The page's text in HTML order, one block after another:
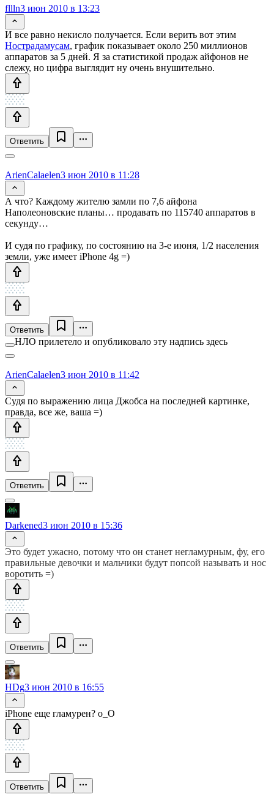
fllln3 июн 2010 в 13:23
И все равно некисло получается. Если верить вот этим
Нострадамусам, график показывает около 250 миллионов
аппаратов за 5 дней. Я за статистикой продаж айфонов не
слежу, но цифра выглядит ну очень внушительно.
Ответить
ArienCalaelen3 июн 2010 в 11:28
А что? Каждому жителю замли по 7,6 айфона
Наполеоновские планы… продавать по 115740 аппаратов в
секунду…
И судя по графику, по состоянию на 3-е июня, 1/2 населения
земли, уже имеет iPhone 4g =)
Ответить
НЛО прилетело и опубликовало эту надпись здесь
ArienCalaelen3 июн 2010 в 11:42
Судя по выражению лица Джобса на последней картинке,
правда, все же, ваша =)
Ответить
Darkened3 июн 2010 в 15:36
Это будет ужасно, потому что он станет негламурным, фу, его
правильные девочки и мальчики будут попсой называть и нос
воротить =)
Ответить
HDg3 июн 2010 в 16:55
iPhone еще гламурен? о_О
Ответить